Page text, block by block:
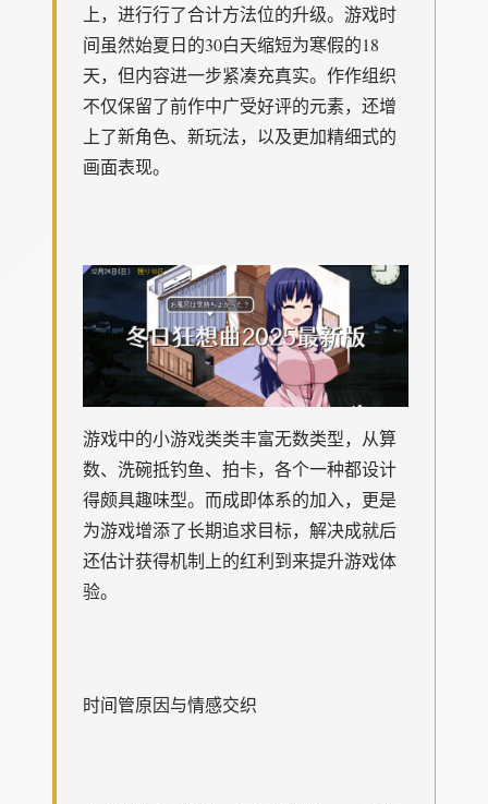
上，进行行了合计方法位的升级。游戏时
间虽然始夏日的30白天缩短为寒假的18
天，但内容进一步紧凑充真实。作作组织
不仅保留了前作中广受好评的元素，还增
上了​​新角色、新玩法​​，以及更加精细式的
画面表现。
游戏中的小游戏类类丰富无数类型，从算
数、洗碗抵钓鱼、拍卡，各个一种都设计
得颇具趣味型。而​​成即体系的加入​​，更是
为游戏增添了长期追求目标，解决成就后
还估计获得机制上的红利到来提升游戏体
验。
时间管原因与情感交织